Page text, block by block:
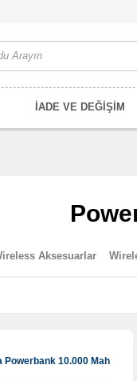
İADE VE DEĞİŞİM
Aksesuarlar
Powerbank 10.000 Mah